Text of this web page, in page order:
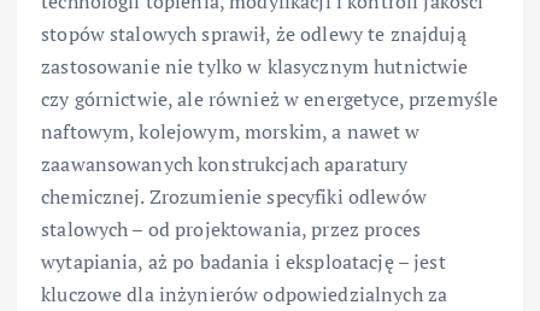
stopów stalowych sprawił, że odlewy te znajdują
zastosowanie nie tylko w klasycznym hutnictwie
czy górnictwie, ale również w energetyce, przemyśle
naftowym, kolejowym, morskim, a nawet w
zaawansowanych konstrukcjach aparatury
chemicznej. Zrozumienie specyfiki odlewów
stalowych – od projektowania, przez proces
wytapiania, aż po badania i eksploatację – jest
kluczowe dla inżynierów odpowiedzialnych za